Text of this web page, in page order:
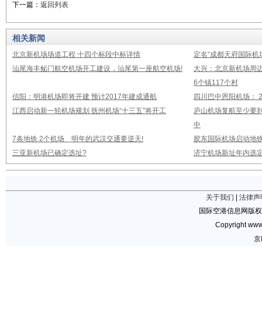
下一篇： 返回列表
相关新闻
北京新机场场道工程 十四个标段中标详情
定名“成都天府国际
汕尾海丰鲘门航空机场开工建设，汕尾第一座航空机场!
大兴：北京新机场周
6个镇117个村
信阳：明港机场即将开建 预计2017年建成通航
四川巴中恩阳机场：
江西启动新一轮机场规划 抚州机场“十三五”将开工
庐山机场复航至少要
中
7条地铁 2个机场 明年的武汉交通要逆天!
胶东国际机场启动地
三亚新机场已确定选址?
济宁机场新址年内选
关于我们
法律声
国际空港信息网版
Copyright